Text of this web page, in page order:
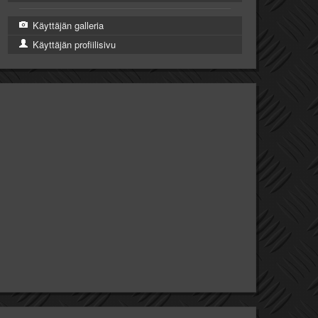
Käyttäjän galleria
Käyttäjän profiilisivu